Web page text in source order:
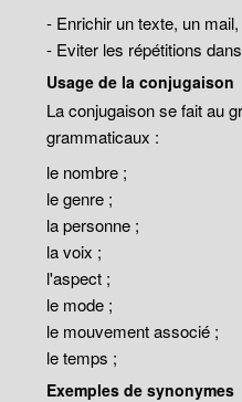
- Enrichir un texte, un
- Eviter les répétitions
Usage de la conjugaison
La conjugaison se fait au
grammaticaux :
le nombre ;
le genre ;
la personne ;
la voix ;
l'aspect ;
le mode ;
le mouvement associé ;
le temps ;
Exemples de synonymes